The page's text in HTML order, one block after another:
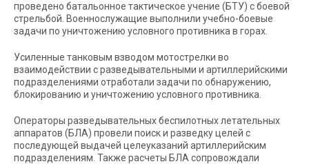
проведено батальонное тактическое учение (БТУ) с боевой
стрельбой. Военнослужащие выполнили учебно-боевые
задачи по уничтожению условного противника в горах.
Усиленные танковым взводом мотострелки во
взаимодействии с разведывательными и артиллерийскими
подразделениями отработали задачи по обнаружению,
блокированию и уничтожению условного противника.
Операторы разведывательных беспилотных летательных
аппаратов (БЛА) провели поиск и разведку целей с
последующей выдачей целеуказаний артиллерийским
подразделениям. Также расчеты БЛА сопровождали